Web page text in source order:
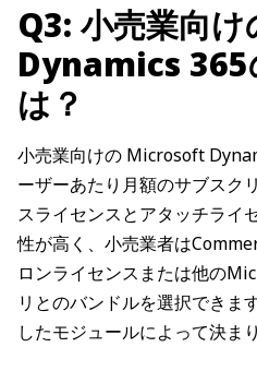
Q3: 小売業向
Dynamics 365
は？
小売業向けの Microsoft
ーザーあたり月額のサブスク
スライセンスとアタッチライ
性が高く、小売業者は
ロンライセンスまたは他の
リとのバンドルを選択できま
したモジュールによって決ま